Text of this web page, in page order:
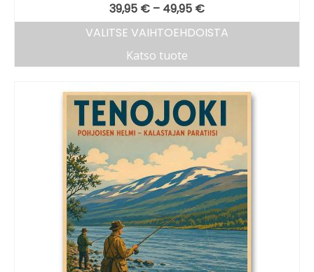
39,95 € – 49,95 €
VALITSE VAIHTOEHDOISTA
Katso tuote